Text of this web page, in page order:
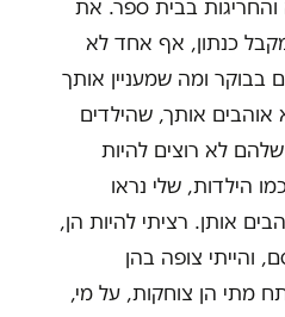
בבית ספר. את
כנתון, אף אחד לא
ומה שמעניין אותך
אותך, שהילדים
לא רוצים להיות
הילדות, שלי נראו
אותן. רציתי להיות הן,
והייתי צופה בהן
מתי הן צוחקות, על מי,